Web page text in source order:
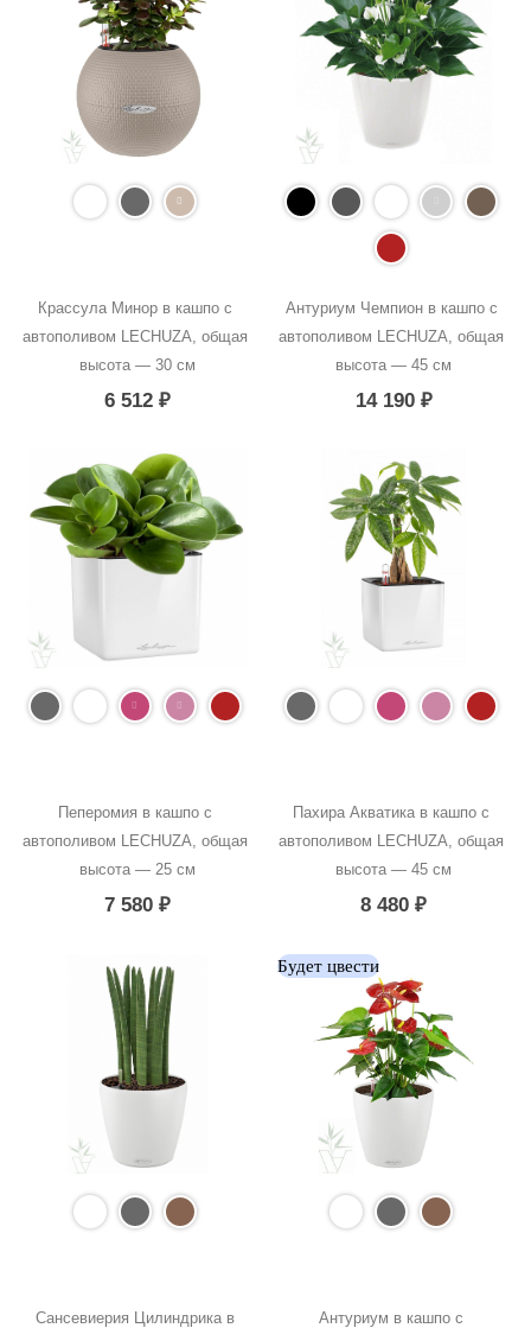
Крассула Минор в кашпо с
автополивом LECHUZA, общая
высота — 30 см
6 512 ₽
Антуриум Чемпион в кашпо с
автополивом LECHUZA, общая
высота — 45 см
14 190 ₽
Пеперомия в кашпо с
автополивом LECHUZA, общая
высота — 25 см
7 580 ₽
Пахира Акватика в кашпо с
автополивом LECHUZA, общая
высота — 45 см
8 480₽
Сансевиерия Цилиндрика в
Будет цвести
Антуриум в кашпо с